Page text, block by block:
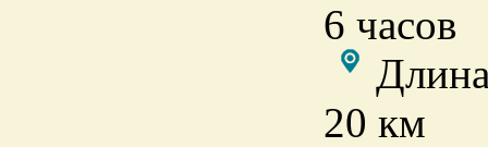
6 часов
20 км